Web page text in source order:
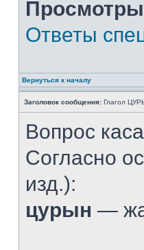
Ответы
Вернуться к началу
Заголовок сообщения: Глагол
Вопрос
Согласно
изд.):
цурын —